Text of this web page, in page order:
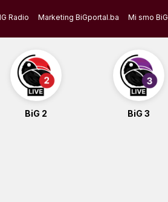
Radio Marketing BiGportal.ba Mi smo BiG
BiG 2 BiG 3